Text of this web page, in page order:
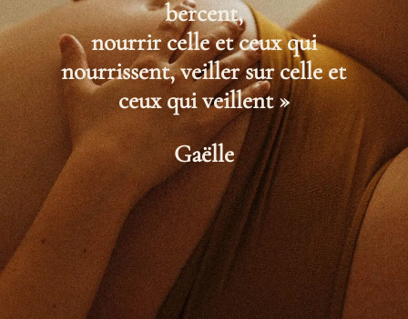
bercent,
nourrir celle et ceux qui
nourrissent,veiller sur celle et
ceux qui veillent »
Gaëlle